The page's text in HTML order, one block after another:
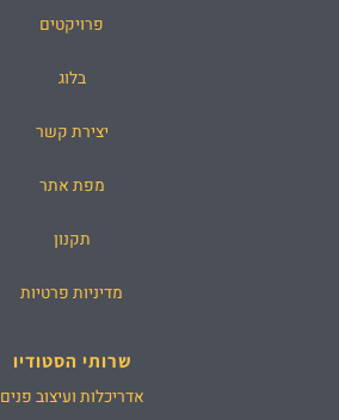
פרויקטים
בלוג
יצירת קשר
מפת אתר
תקנון
מדיניות פרטיות
שרותי הסטודיו
אדריכלות ועיצוב פנים